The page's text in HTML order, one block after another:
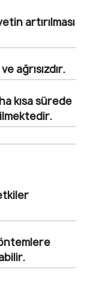
artırılması
ağrısızdır.
kısa sürede